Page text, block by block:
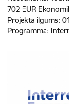
702 EUR
Projekta ilgums:
Programma: